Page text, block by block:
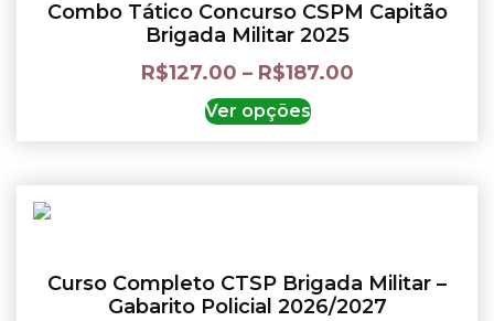
Combo Tático Concurso CSPM Capitão
Brigada Militar 2025
R$127.00 – R$187.00
Ver opções
Curso Completo CTSP Brigada Militar –
Gabarito Policial 2026/2027